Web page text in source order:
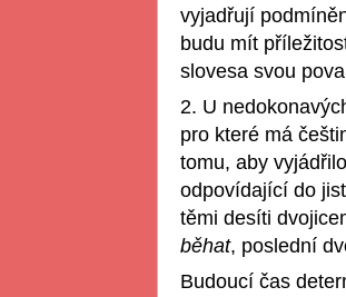
vyjadřují
budu mít
slovesa svou
2. U
pro které má
tomu, aby
odpovídající do
těmi desíti
běhat, poslední
Budoucí čas